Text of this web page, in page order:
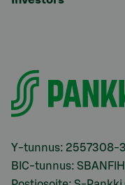
Y-tunnus: 2557308-3
BIC-tunnus: